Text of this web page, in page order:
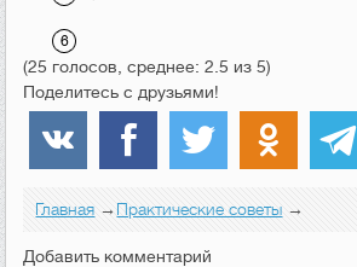
(25 голосов, среднее: 2.5 из 5)
Поделитесь с друзьями!
Главная →Практические советы →
Добавить комментарий